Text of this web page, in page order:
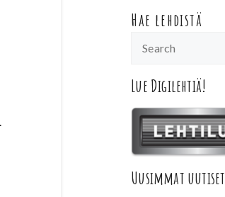
Hae lehdistä
Lue Digilehtiä!
Uusimmat uutiset